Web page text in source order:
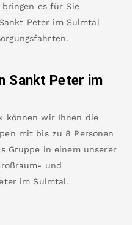
es für Sie
Sankt Peter im Sulmtal
Sankt Peter im
können wir Ihnen die
mit bis zu 8 Personen
Gruppe in einem unserer
und
im Sulmtal.